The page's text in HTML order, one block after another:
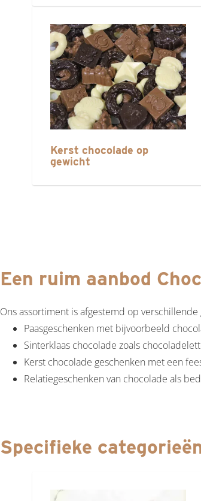
Kerst chocolade op
gewicht
Een ruim aanbod
Ons assortiment is afgestemd op
Paasgeschenken met bijvoorbeeld
Sinterklaas chocolade zoals
Kerst chocolade geschenken met een
Relatiegeschenken van chocolade als
Specifieke